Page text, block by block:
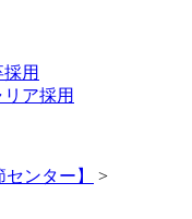
用
ア採用
ンター】
>